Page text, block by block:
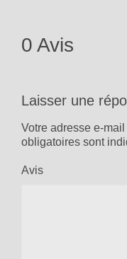
0 Avis
Laisser une
Votre adresse e-
obligatoires sont
Avis